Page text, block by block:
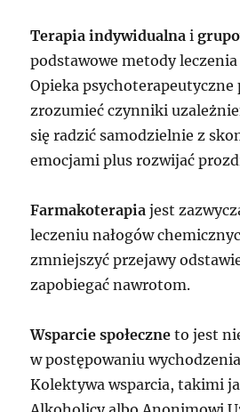
Terapia indywidualna i
podstawowe metody
Opieka psychoterapeutyczne
zrozumieć czynniki
się radzić samodzielnie z
emocjami plus rozwijać
Farmakoterapia jest
leczeniu nałogów
zmniejszyć przejawy
zapobiegać nawrotom.
Wsparcie społeczne to jest
w postępowaniu
Kolektywa wsparcia, takimi